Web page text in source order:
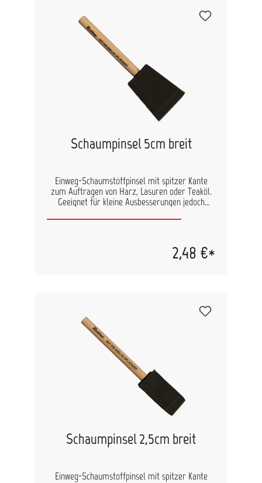
Schaumpinsel 5cm breit
Einweg-Schaumstoffpinsel mit spitzer Kante
zum Auftragen von Harz, Lasuren oder Teaköl.
Geeignet für kleine Ausbesserungen jedoch
zum Verschlichten von Farbe nach dem
den mehrfachen Gebrauch vorgesehen.2,48 €*
Schaumpinsel 2,5cm breit
Einweg-Schaumstoffpinsel mit spitzer Kante